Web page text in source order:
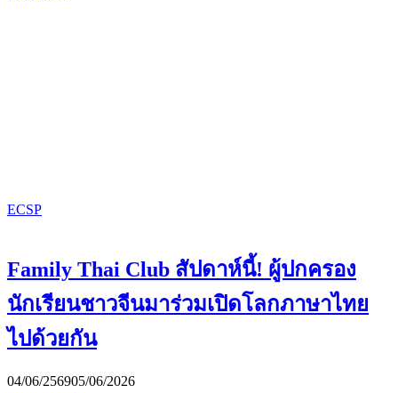
ECSP
Family Thai Club สัปดาห์นี้! ผู้ปกครอง
นักเรียนชาวจีนมาร่วมเปิดโลกภาษาไทย
ไปด้วยกัน
04/06/256905/06/2026